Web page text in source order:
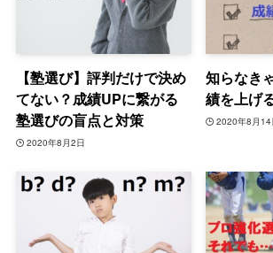
【塾選び】評判だけで決め
てない？成績UPに繋がる
塾選びの盲点と対策
2020年8月2日
知らなき
績を上げ
2020年8月14